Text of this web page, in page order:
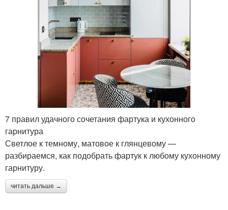
7 правил удачного сочетания фартука и кухонного
гарнитура
Светлое к темному, матовое к глянцевому —
разбираемся, как подобрать фартук к любому кухонному
гарнитуру.
читать дальше →